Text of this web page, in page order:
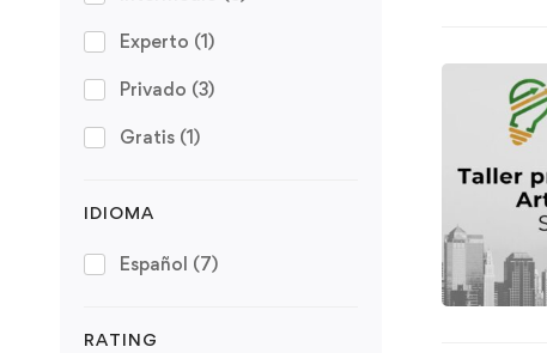
Experto (1)
Privado (3)
Gratis (1)
IDIOMA
Español (7)
RATING